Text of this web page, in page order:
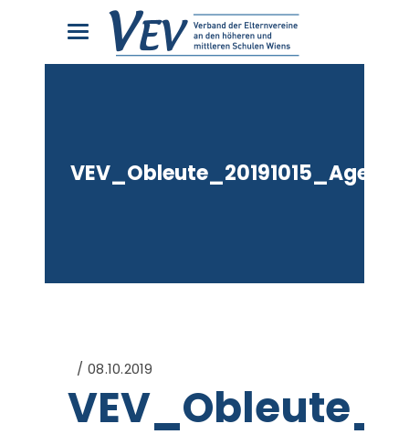
VEV_Obleute_20191015_Agenda
08.10.2019